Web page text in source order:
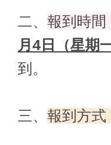
二、 報到時間
月4日（星期
到。
三、 報到方式